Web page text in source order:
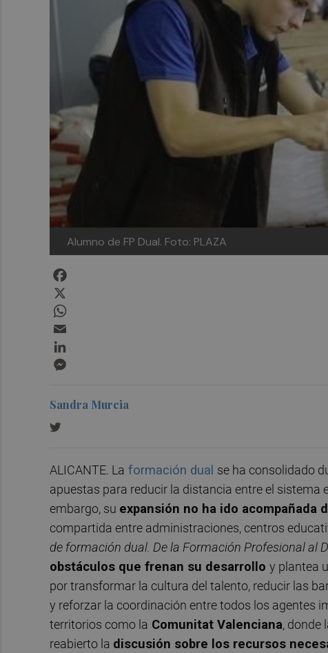
Alumno de FP Dual. Foto: PLAZA
Sandra Murcia
ALICANTE. La formación dual se ha consolidado
apuestas para reducir la distancia entre el sistema
embargo, su expansión no ha ido acompañada
compartida entre administraciones, centros
de formación dual. De la Formación Profesional al
obstáculos que frenan su desarrollo y plantea
por transformar la cultura del talento, reducir las
y reforzar la coordinación entre todos los agentes
territorios como la Comunitat Valenciana, donde
reabierto la discusión sobre los recursos